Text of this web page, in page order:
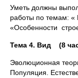
Уметь должны
работы по темам: «
«Особенности
Тема 4. Вид (8
Эволюционная
Популяция.